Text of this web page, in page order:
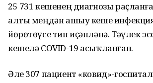
25 731 кешенең диагнозы
алты меңдән ашыу кеше
йөрөтөүсе тип иҫәпләнә. Тәүлек
кешелә COVID-19 асыҡланған.
Әле 307 пациент «ковид»-